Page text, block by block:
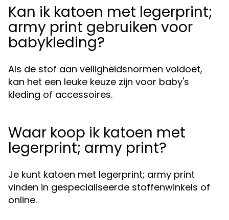
Kan ik katoen met legerprint;
army print gebruiken voor
babykleding?
Als de stof aan veiligheidsnormen voldoet,
kan het een leuke keuze zijn voor baby's
kleding of accessoires.
Waar koop ik katoen met
legerprint; army print?
Je kunt katoen met legerprint; army print
vinden in gespecialiseerde stoffenwinkels of
online.